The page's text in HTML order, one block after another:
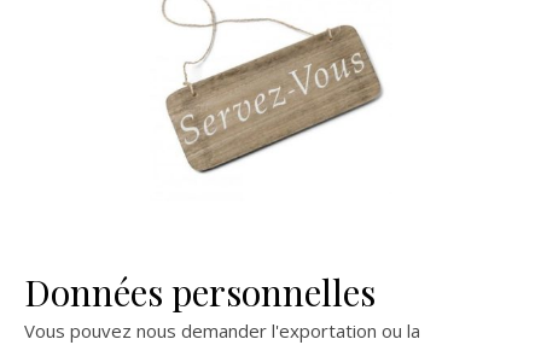
Données personnelles
Vous pouvez nous demander l'exportation ou la